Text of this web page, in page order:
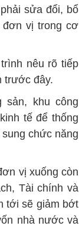
sửa đổi, bổ
đơn vị trong cơ
nêu rõ tiếp
trước đây.
sản, khu công
tế để thống
chức năng
vị xuống còn
Tài chính và
tới sẽ giảm bớt
nhà nước và